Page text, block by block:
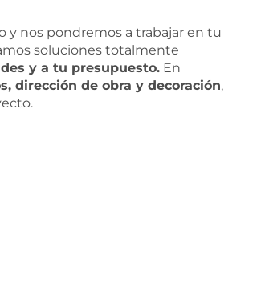
y nos pondremos a trabajar en tu
soluciones totalmente
y a tu presupuesto. En
dirección de obra y decoración,